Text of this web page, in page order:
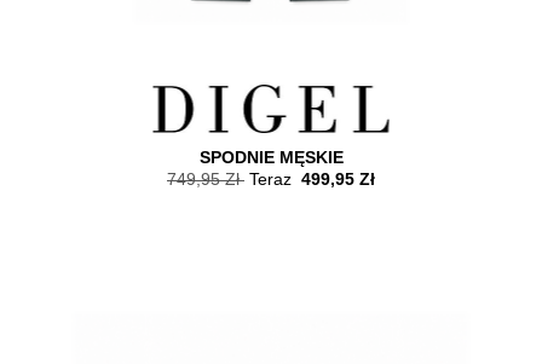
SPODNIE MĘSKIE
749,95 Zł Teraz 499,95 Zł